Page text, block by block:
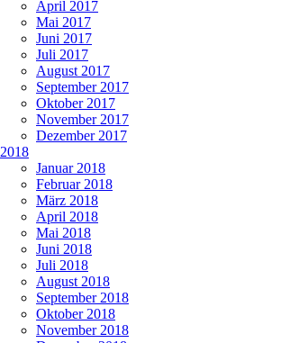
April 2017
Mai 2017
Juni 2017
Juli 2017
August 2017
September 2017
Oktober 2017
November 2017
Dezember 2017
2018
Januar 2018
Februar 2018
März 2018
April 2018
Mai 2018
Juni 2018
Juli 2018
August 2018
September 2018
Oktober 2018
November 2018